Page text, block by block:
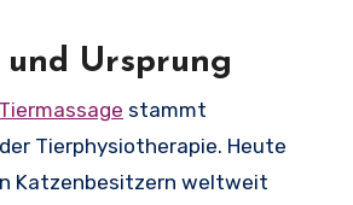
Ursprung
Tiermassage stammt
Tierphysiotherapie. Heute
Katzenbesitzern weltweit